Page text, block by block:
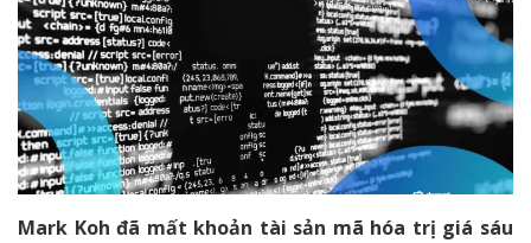
Mark Koh đã mất khoản tài sản mã hóa trị giá sáu